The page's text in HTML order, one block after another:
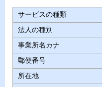
サービスの種類
法人の種別
事業所名カナ
郵便番号
所在地